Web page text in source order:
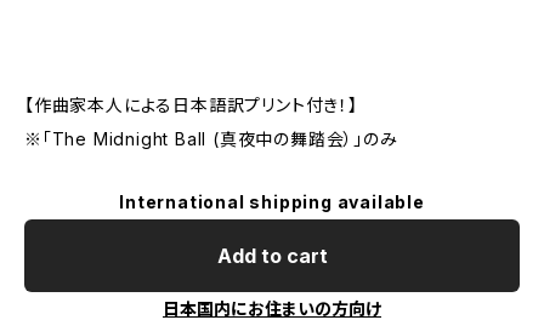
【作曲家本人による日本語訳プリント付き！】
※「The Midnight Ball (真夜中の舞踏会）」のみ
International shipping available
Add to cart
日本国内にお住まいの方向け